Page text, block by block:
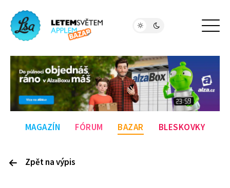
MAGAZÍN FÓRUM BAZAR BLESKOVKY
Zpět na výpis